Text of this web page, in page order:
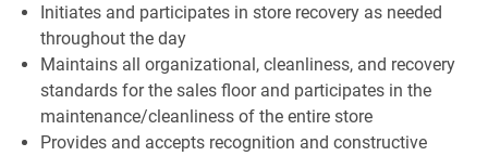
Initiates and participates in store recovery as needed
throughout the day
Maintains all organizational, cleanliness, and recovery
standards for the sales floor and participates in the
maintenance/cleanliness of the entire store
Provides and accepts recognition and constructive